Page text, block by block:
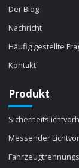
Der Blog
Nachricht
Häufig gestellte
Kontakt
Produkt
Messender